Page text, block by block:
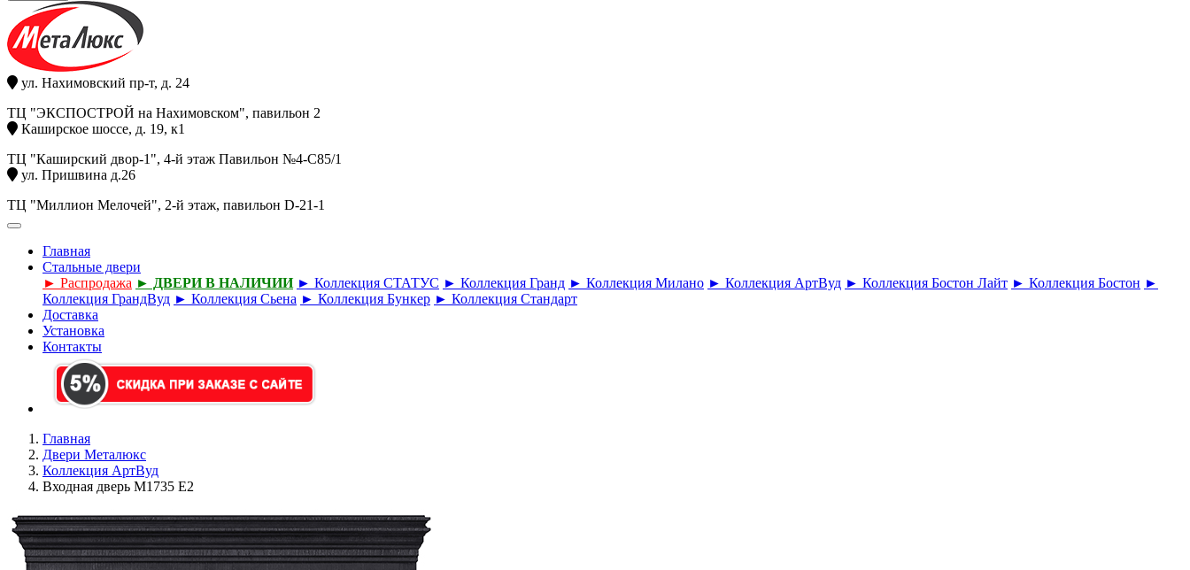
ул. Нахимовский пр-т, д. 24
ТЦ "ЭКСПОСТРОЙ на Нахимовском", павильон 2
Каширское шоссе, д. 19, к1
ТЦ "Каширский двор-1", 4-й этаж Павильон №4-С85/1
ул. Пришвина д.26
ТЦ "Миллион Мелочей", 2-й этаж, павильон D-21-1
Главная
Стальные двери
► Распродажа ► ДВЕРИ В НАЛИЧИИ ► Коллекция СТАТУС ► Коллекция Гранд ► Коллекция Милано ► Коллекция АртВуд ► Коллекция Бостон Лайт ► Коллекция Бостон ►
Коллекция ГрандВуд ► Коллекция Сьена ► Коллекция Бункер ► Коллекция Стандарт
Доставка
Установка
Контакты
Главная
Двери Металюкс
Коллекция АртВуд
Входная дверь М1735 Е2